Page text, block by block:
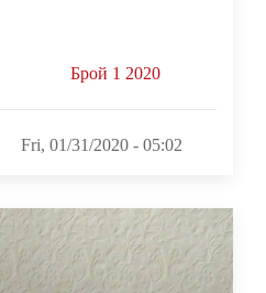
Брой 1 2020
Fri, 01/31/2020 - 05:02